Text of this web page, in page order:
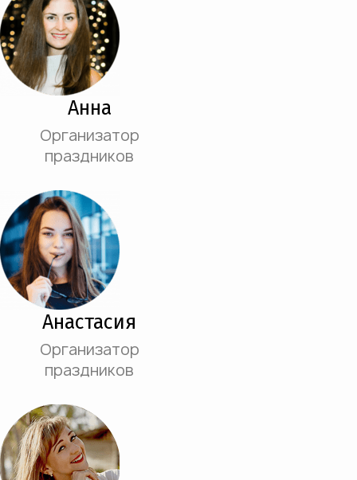
Анна
Организатор
праздников
Анастасия
Организатор
праздников